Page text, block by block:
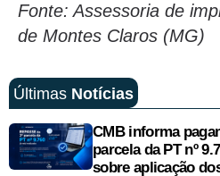
Fonte: Assessoria de
de Montes Claros (MG)
Últimas Notícias
CMB informa
parcela da PT nº
sobre aplicação